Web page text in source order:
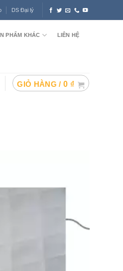
DS Đại lý
PHẨM KHÁC LIÊN HỆ
GIỎ HÀNG / 0 ₫